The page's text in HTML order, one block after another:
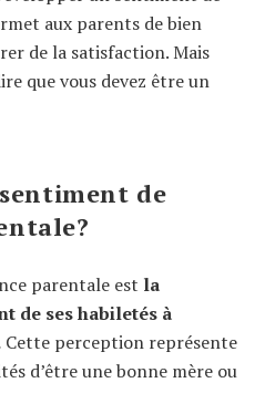
aux parents de bien
de la satisfaction. Mais
que vous devez être un
sentiment de
parentale est la
de ses habiletés à
Cette perception représente
d’être une bonne mère ou